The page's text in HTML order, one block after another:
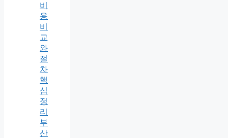
비
용
비
교
와
절
차
핵
심
정
리
부
산